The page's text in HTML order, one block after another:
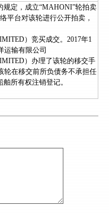
规定，成立“MAHONI”轮拍卖
平台对该轮进行公开拍卖，
）竞买成交。2017年1
运输有限公司
）办理了该轮的移交手
轮在移交前所负债务不承担任
所有权注销登记。